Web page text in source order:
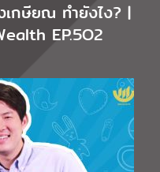
เกษียณ ทำยังไง? |
EP.5O2